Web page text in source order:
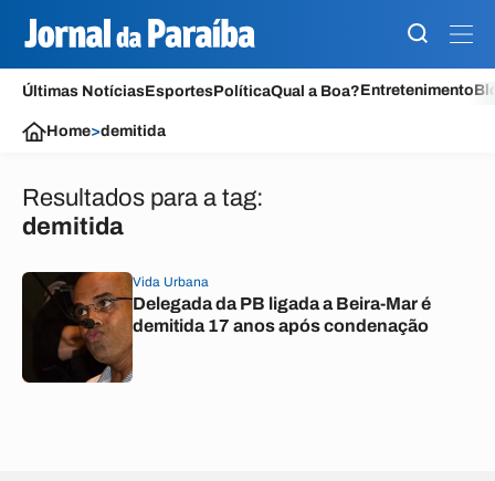
Últimas NotíciasEsportesPolíticaQual a Boa?Entretenimento
Home>demitida
Resultados para a tag:
demitida
Vida Urbana
Delegada da PB ligada a Beira-Mar é
demitida 17 anos após condenação